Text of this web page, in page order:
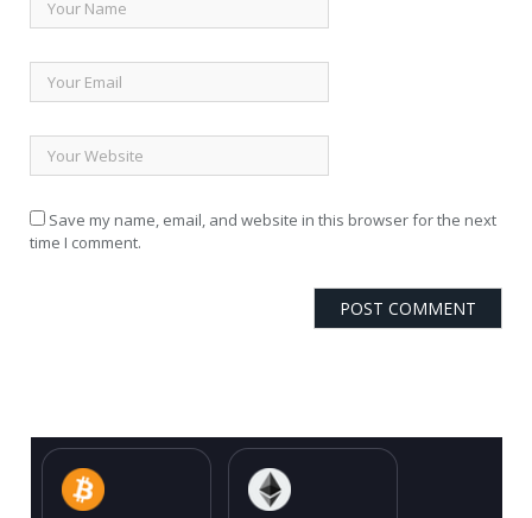
Save my name, email, and website in this browser for the next
time I comment.